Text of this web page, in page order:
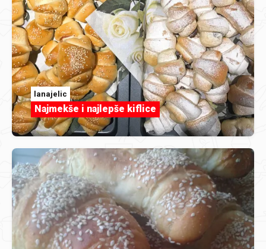
lanajelic
Najmekše i najlepše kiflice